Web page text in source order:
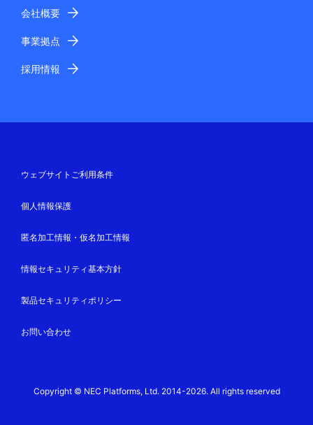
会社概要
事業拠点
採用情報
ウェブサイトご利用条件
個人情報保護
匿名加工情報・仮名加工情報
情報セキュリティ基本方針
製品セキュリティポリシー
お問い合わせ
Copyright © NEC Platforms, Ltd. 2014-2026. All rights reserved